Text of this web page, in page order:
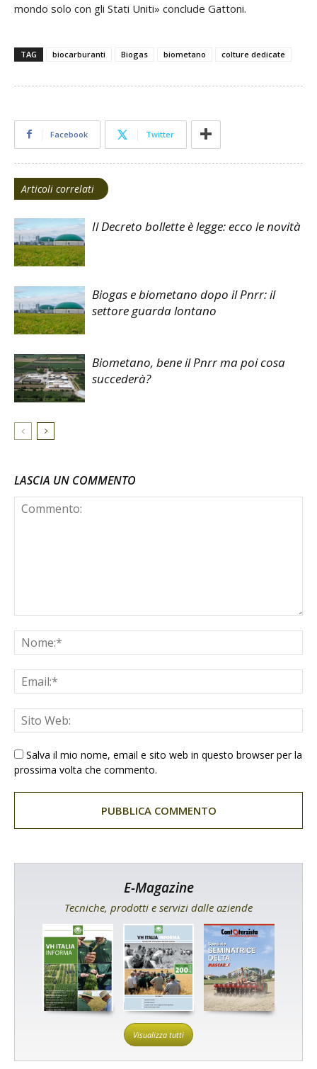
mondo solo con gli Stati Uniti» conclude Gattoni.
TAG biocarburanti Biogas biometano colture dedicate
Facebook Twitter
Articoli correlati
Il Decreto bollette è legge: ecco le novità
Biogas e biometano dopo il Pnrr: il
settore guarda lontano
Biometano, bene il Pnrr ma poi cosa
succederà?
LASCIA UN COMMENTO
Salva il mio nome, email e sito web in questo browser per la
prossima volta che commento.
E-Magazine
Tecniche, prodotti e servizi dalle aziende
Visualizza tutti